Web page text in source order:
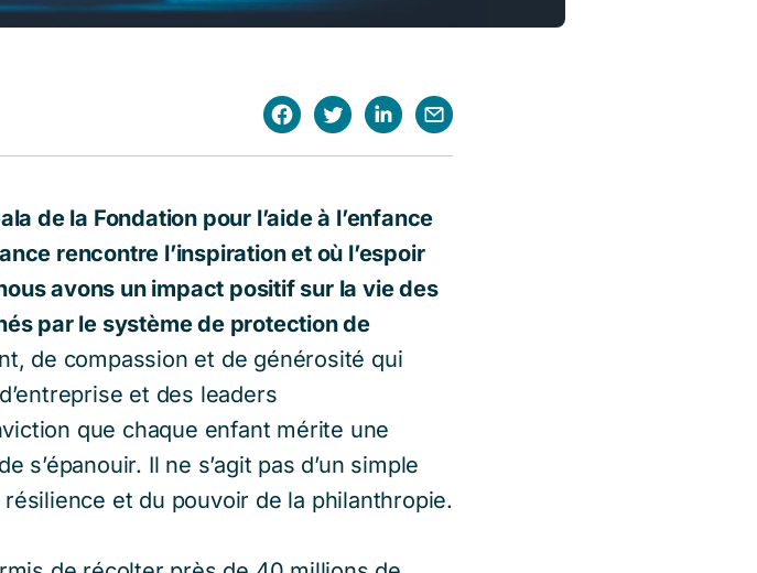
de la Fondation pour l’aide à l’enfance
rencontre l’inspiration et où l’espoir
avons un impact positif sur la vie des
par le système de protection de
de compassion et de générosité qui
et des leaders
que chaque enfant mérite une
s’épanouir. Il ne s’agit pas d’un simple
et du pouvoir de la philanthropie.